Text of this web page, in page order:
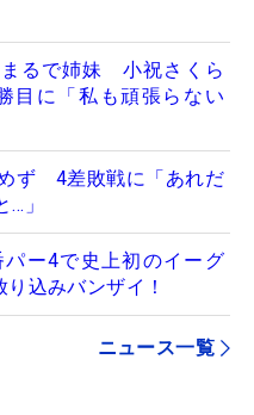
るで姉妹 小祝さくら
目に「私も頑張らない
ず 4差敗戦に「あれだ
…」
ー4で史上初のイーグ
込みバンザイ！
ニュース一覧